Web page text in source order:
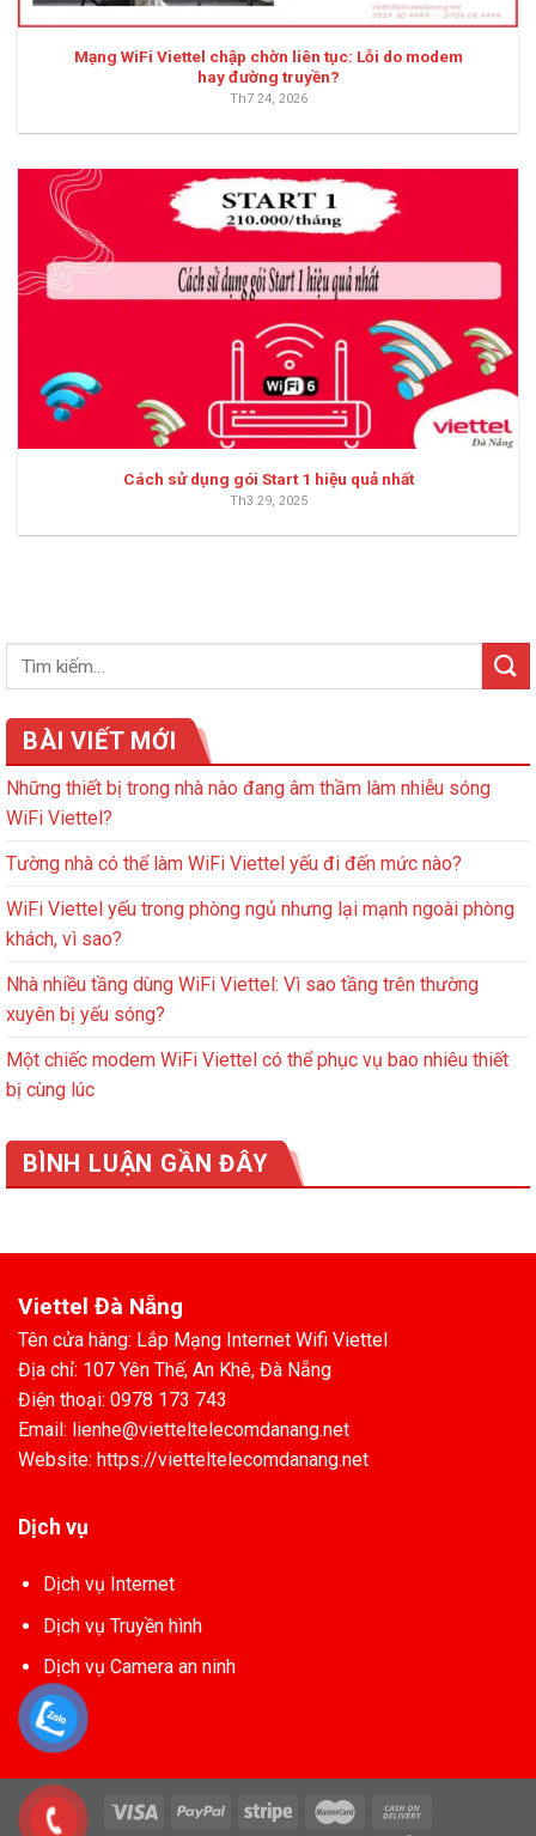
Mạng WiFi Viettel chập chờn liên tục: Lỗi do modem
hay đường truyền?
Th7 24, 2026
Cách sử dụng gói Start 1 hiệu quả nhất
Th3 29, 2025
BÀI VIẾT MỚI
Những thiết bị trong nhà nào đang âm thầm làm nhiễu sóng
WiFi Viettel?
Tường nhà có thể làm WiFi Viettel yếu đi đến mức nào?
WiFi Viettel yếu trong phòng ngủ nhưng lại mạnh ngoài phòng
khách, vì sao?
Nhà nhiều tầng dùng WiFi Viettel: Vì sao tầng trên thường
xuyên bị yếu sóng?
Một chiếc modem WiFi Viettel có thể phục vụ bao nhiêu thiết
bị cùng lúc
BÌNH LUẬN GẦN ĐÂY
Viettel Đà Nẵng
Tên cửa hàng: Lắp Mạng Internet Wifi Viettel
Địa chỉ: 107 Yên Thế, An Khê, Đà Nẵng
Điện thoại: 0978 173 743
Email: lienhe@vietteltelecomdanang.net
Website: https://vietteltelecomdanang.net
Dịch vụ
Dịch vụ Internet
Dịch vụ Truyền hình
Dịch vụ Camera an ninh